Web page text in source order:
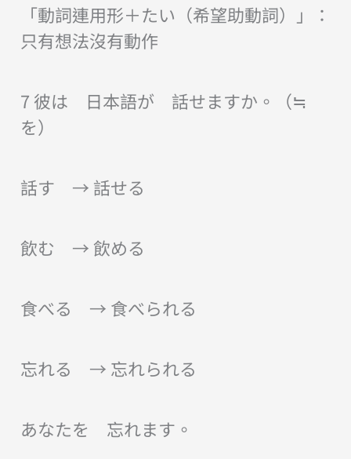
「動詞連用形＋たい（希望助動詞）」：
只有想法沒有動作
7 彼は 日本語が 話せますか。（≒
を）
話す → 話せる
飲む → 飲める
食べる → 食べられる
忘れる → 忘れられる
あなたを 忘れます。